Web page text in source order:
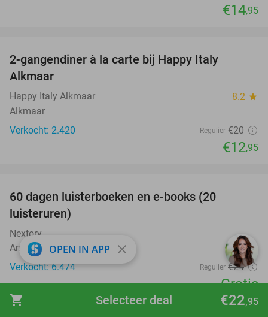
shopping_cart €22,95
Selecteer deal
€14,95
2-gangendiner à la carte bij Happy Italy
Alkmaar
Happy Italy Alkmaar 8.2 star
Alkmaar
Verkocht: 2.420
Regulier €20
€12,95
60 dagen luisterboeken en e-books (20
luisteruren)
Nextory
Amsterdam
Verkocht: 6.474
Regulier €24
Gratis
OPEN IN APP close